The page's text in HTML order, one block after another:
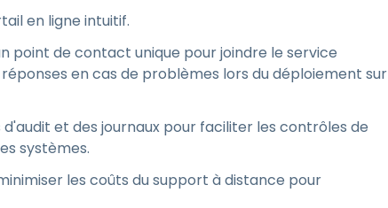
en ligne intuitif.
point de contact unique pour joindre le service
en cas de problèmes lors du déploiement sur
d'audit et des journaux pour faciliter les contrôles de
systèmes.
les coûts du support à distance pour